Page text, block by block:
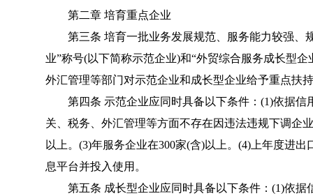
第二章 培育重点企业
第三条 培育一批业务发展规范、服务能力较强、
业”称号(以下简称示范企业)和“外贸综合服务成长型
外汇管理等部门对示范企业和成长型企业给予重点扶
第四条 示范企业应同时具备以下条件：(1)依据信
关、税务、外汇管理等方面不存在因违法违规下调企
以上。(3)年服务企业在300家(含)以上。(4)上年度进
息平台并投入使用。
第五条 成长型企业应同时具备以下条件：(1)依据